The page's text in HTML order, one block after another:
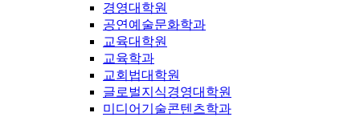
경영대학원
공연예술문화학과
교육대학원
교육학과
교회법대학원
글로벌지식경영대학원
미디어기술콘텐츠학과